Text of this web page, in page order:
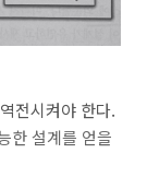
전시켜야 한다.
한 설계를 얻을